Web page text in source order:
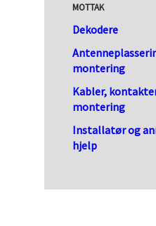
MOTTAK
Dekodere
montering
Kabler,
montering
Installatør og
hjelp